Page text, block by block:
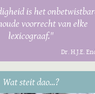
is het
voorrecht van elke
lexicograaf."
Dr. H.J.E.
Wat steit dao...?